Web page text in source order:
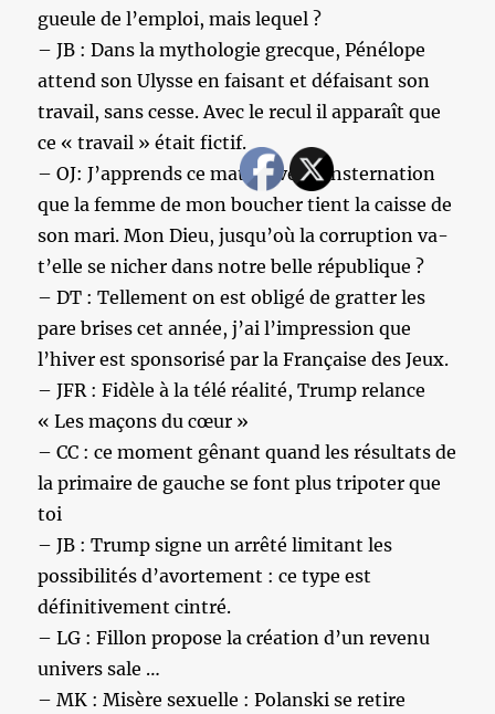
gueule de l’emploi, mais lequel ?
– JB : Dans la mythologie grecque, Pénélope
attend son Ulysse en faisant et défaisant son
travail, sans cesse. Avec le recul il apparaît que
ce « travail » était fictif.
– OJ: J’apprends ce matin avec consternation
que la femme de mon boucher tient la caisse de
son mari. Mon Dieu, jusqu’où la corruption va-
t’elle se nicher dans notre belle république ?
– DT : Tellement on est obligé de gratter les
pare brises cet année, j’ai l’impression que
l’hiver est sponsorisé par la Française des Jeux.
– JFR : Fidèle à la télé réalité, Trump relance
« Les maçons du cœur »
– CC : ce moment gênant quand les résultats de
la primaire de gauche se font plus tripoter que
toi
– JB : Trump signe un arrêté limitant les
possibilités d’avortement : ce type est
définitivement cintré.
– LG : Fillon propose la création d’un revenu
univers sale …
– MK : Misère sexuelle : Polanski se retire